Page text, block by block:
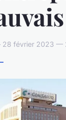
28 février 2023 —